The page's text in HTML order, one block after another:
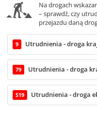
Na drogach
– sprawdź, czy
przejazdu daną
9 Utrudnienia - droga
79 Utrudnienia - droga
S19 Utrudnienia - droga